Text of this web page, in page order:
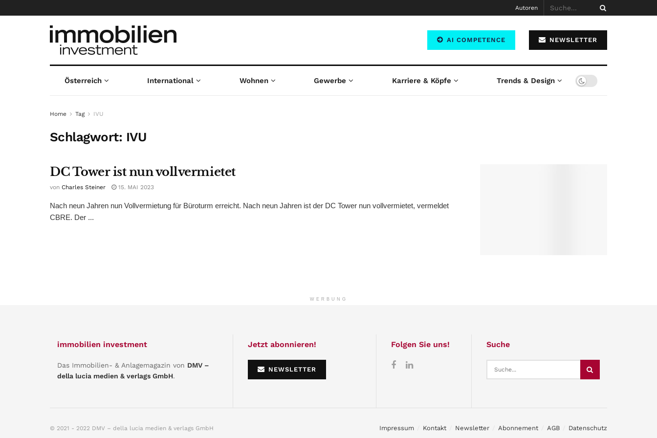
Autoren
AI COMPETENCE NEWSLETTER
Österreich International Wohnen Gewerbe Karriere & Köpfe Trends & Design
Home Tag IVU
Schlagwort: IVU
DC Tower ist nun vollvermietet
von Charles Steiner 15. MAI 2023
Nach neun Jahren nun Vollvermietung für Büroturm erreicht. Nach neun Jahren ist der DC Tower nun vollvermietet, vermeldet
CBRE. Der ...
WERBUNG
immobilien investment
Das Immobilien- & Anlagemagazin von DMV –
della lucia medien & verlags GmbH.
Jetzt abonnieren!
NEWSLETTER
Folgen Sie uns! Suche
Impressum Kontakt Newsletter Abonnement AGB Datenschutz
© 2021 - 2022 DMV – della lucia medien & verlags GmbH